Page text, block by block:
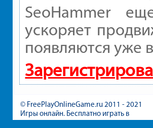
SeoHammer
ускоряет
появляются уже
© FreePlayOnlineGame.ru 2011 - 2021
Игры онлайн. Бесплатно играть в
игры для девочек и мальчиков